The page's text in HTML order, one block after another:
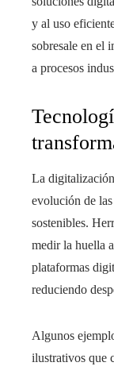
y al uso
sobresale en el
a procesos
La
evolución de
sostenibles.
medir la huella
plataformas
reduciendo
Algunos
ilustrativos que